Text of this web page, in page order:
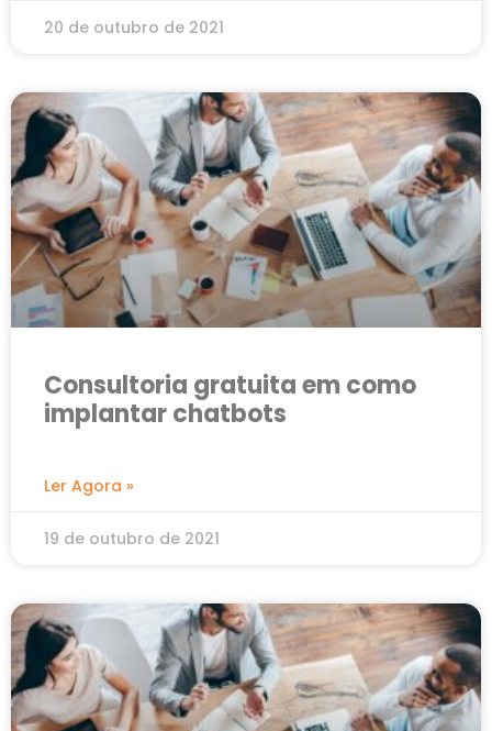
20 de outubro de 2021
Consultoria gratuita em como
implantar chatbots
Ler Agora »
19 de outubro de 2021